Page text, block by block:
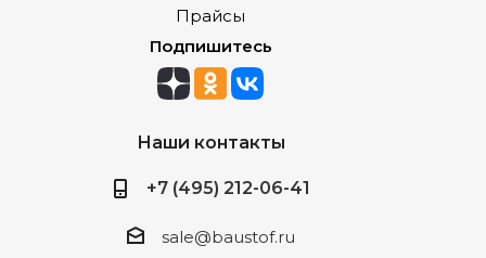
Прайсы
Подпишитесь
Наши контакты
+7 (495) 212-06-41
sale@baustof.ru